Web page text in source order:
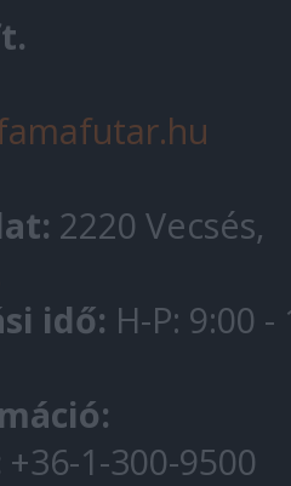
2220 Vecsés,
idő: H-P: 9:00 -
+36-1-300-9500